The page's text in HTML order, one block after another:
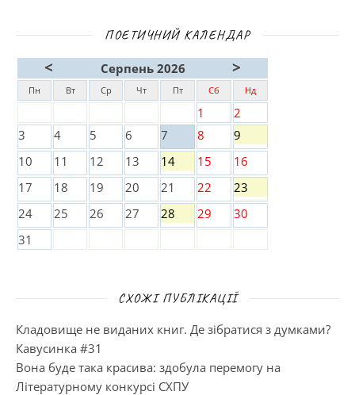
ПОЕТИЧНИЙ КАЛЕНДАР
< Серпень 2026 >
Пн Вт Ср Чт Пт Сб Нд
1
2
3
4 5 6 7 8
9
10
11 12 13 14 15
16
17
18 19 20 21 22
23
24
25 26 27 28 29
30
31
СХОЖІ ПУБЛІКАЦІЇ
Кладовище не виданих книг. Де зібратися з думками?
Кавусинка #31
Вона буде така красива: здобула перемогу на
Літературному конкурсі СХПУ